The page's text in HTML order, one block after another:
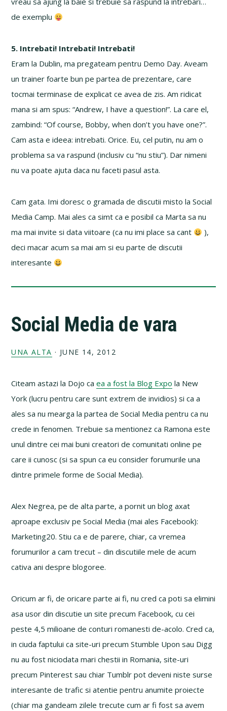
de exemplu
5. Intrebati! Intrebati! Intrebati!
Eram la Dublin, ma pregateam pentru Demo Day. Aveam
un trainer foarte bun pe partea de prezentare, care
tocmai terminase de explicat ce avea de zis. Am ridicat
mana si am spus: “Andrew, I have a question!”. La care el,
zambind: “Of course, Bobby, when don’t you have one?”.
Cam asta e ideea: intrebati. Orice. Eu, cel putin, nu am o
problema sa va raspund (inclusiv cu “nu stiu”). Dar nimeni
nu va poate ajuta daca nu faceti pasul asta.
Cam gata. Imi doresc o gramada de discutii misto la Social
Media Camp. Mai ales ca simt ca e posibil ca Marta sa nu
ma mai invite si data viitoare (ca nu imi place sa cant
),
deci macar acum sa mai am si eu parte de discutii
interesante
Social Media de vara
UNA ALTA · JUNE 14, 2012
Citeam astazi la Dojo caea a fost la Blog Expo la New
York (lucru pentru care sunt extrem de invidios) si ca a
ales sa nu mearga la partea de Social Media pentru ca nu
crede in fenomen. Trebuie sa mentionez ca Ramona este
unul dintre cei mai buni creatori de comunitati online pe
care ii cunosc (si sa spun ca eu consider forumurile una
dintre primele forme de Social Media).
Alex Negrea, pe de alta parte, a pornit un blog axat
aproape exclusiv pe Social Media (mai ales Facebook):
Marketing20. Stiu ca e de parere, chiar, ca vremea
forumurilor a cam trecut – din discutiile mele de acum
cativa ani despre blogoree.
Oricum ar fi, de oricare parte ai fi, nu cred ca poti sa elimini
asa usor din discutie un site precum Facebook, cu cei
peste 4,5 milioane de conturi romanesti de-acolo. Cred ca,
in ciuda faptului ca site-uri precum Stumble Upon sau Digg
nu au fost niciodata mari chestii in Romania, site-uri
precum Pinterest sau chiar Tumblr pot deveni niste surse
interesante de trafic si atentie pentru anumite proiecte
(chiar ma gandeam zilele trecute cum ar fi fost sa avem